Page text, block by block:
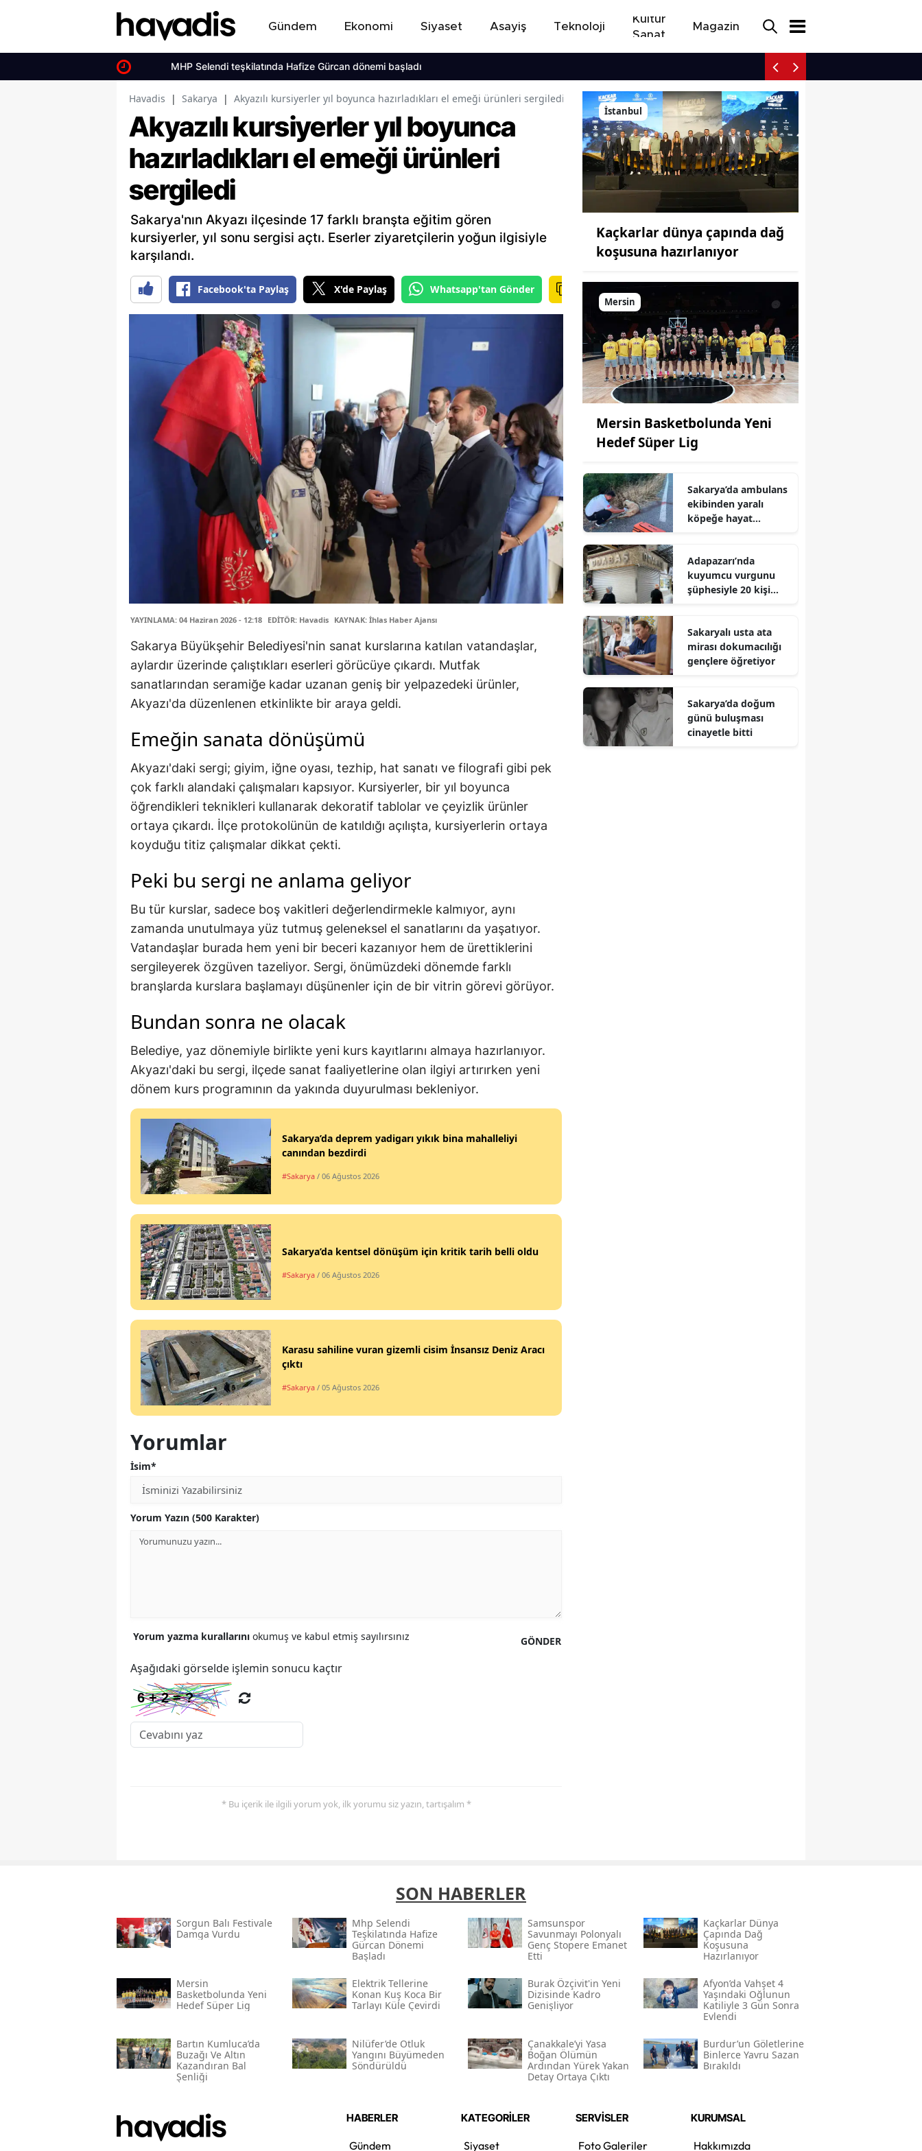
Gündem Ekonomi Siyaset Asayiş Teknoloji
Kültür
Sanat
Magazin
MHP Selendi teşkilatında Hafize Gürcan dönemi başladı
Havadis | Sakarya | Akyazılı kursiyerler yıl boyunca hazırladıkları el emeği ürünleri sergiledi
Akyazılı kursiyerler yıl boyunca
hazırladıkları el emeği ürünleri
sergiledi
Sakarya'nın Akyazı ilçesinde 17 farklı branşta eğitim gören
kursiyerler, yıl sonu sergisi açtı. Eserler ziyaretçilerin yoğun ilgisiyle
karşılandı.
Facebook'ta Paylaş X'de Paylaş Whatsapp'tan Gönder
YAYINLAMA: 04 Haziran 2026 - 12:18 EDİTÖR: Havadis KAYNAK: İhlas Haber Ajansı
Sakarya Büyükşehir Belediyesi'nin sanat kurslarına katılan vatandaşlar,
aylardır üzerinde çalıştıkları eserleri görücüye çıkardı. Mutfak
sanatlarından seramiğe kadar uzanan geniş bir yelpazedeki ürünler,
Akyazı'da düzenlenen etkinlikte bir araya geldi.
Emeğin sanata dönüşümü
Akyazı'daki sergi; giyim, iğne oyası, tezhip, hat sanatı ve filografi gibi pek
çok farklı alandaki çalışmaları kapsıyor. Kursiyerler, bir yıl boyunca
öğrendikleri teknikleri kullanarak dekoratif tablolar ve çeyizlik ürünler
ortaya çıkardı. İlçe protokolünün de katıldığı açılışta, kursiyerlerin ortaya
koyduğu titiz çalışmalar dikkat çekti.
Peki bu sergi ne anlama geliyor
Bu tür kurslar, sadece boş vakitleri değerlendirmekle kalmıyor, aynı
zamanda unutulmaya yüz tutmuş geleneksel el sanatlarını da yaşatıyor.
Vatandaşlar burada hem yeni bir beceri kazanıyor hem de ürettiklerini
sergileyerek özgüven tazeliyor. Sergi, önümüzdeki dönemde farklı
branşlarda kurslara başlamayı düşünenler için de bir vitrin görevi görüyor.
Bundan sonra ne olacak
Belediye, yaz dönemiyle birlikte yeni kurs kayıtlarını almaya hazırlanıyor.
Akyazı'daki bu sergi, ilçede sanat faaliyetlerine olan ilgiyi artırırken yeni
dönem kurs programının da yakında duyurulması bekleniyor.
Sakarya’da deprem yadigarı yıkık bina mahalleliyi
canından bezdirdi
#Sakarya / 06 Ağustos 2026
Sakarya’da kentsel dönüşüm için kritik tarih belli oldu
#Sakarya / 06 Ağustos 2026
Karasu sahiline vuran gizemli cisim İnsansız Deniz Aracı
çıktı
#Sakarya / 05 Ağustos 2026
Yorumlar
İsim*
Yorum Yazın (500 Karakter)
GÖNDER
Yorum yazma kurallarını okumuş ve kabul etmiş sayılırsınız
Aşağıdaki görselde işlemin sonucu kaçtır
* Bu içerik ile ilgili yorum yok, ilk yorumu siz yazın, tartışalım *
İstanbul
Kaçkarlar dünya çapında dağ
koşusuna hazırlanıyor
Mersin
Mersin Basketbolunda Yeni
Hedef Süper Lig
Sakarya’da ambulans
ekibinden yaralı
köpeğe hayat
Adapazarı’nda
kuyumcu vurgunu
şüphesiyle 20 kişi
Sakaryalı usta ata
mirası dokumacılığı
gençlere öğretiyor
Sakarya’da doğum
günü buluşması
cinayetle bitti
SON HABERLER
Sorgun Balı Festivale
Damga Vurdu
Mhp Selendi
Teşkilatında Hafize
Gürcan Dönemi
Başladı
Samsunspor
Savunmayı Polonyalı
Genç Stopere Emanet
Etti
Kaçkarlar Dünya
Çapında Dağ
Koşusuna
Hazırlanıyor
Mersin
Basketbolunda Yeni
Hedef Süper Lig
Elektrik Tellerine
Konan Kuş Koca Bir
Tarlayı Küle Çevirdi
Burak Özçivit'in Yeni
Dizisinde Kadro
Genişliyor
Afyon’da Vahşet 4
Yaşındaki Oğlunun
Katiliyle 3 Gün Sonra
Evlendi
Bartın Kumluca’da
Buzağı Ve Altın
Kazandıran Bal
Şenliği
Nilüfer’de Otluk
Yangını Büyümeden
Söndürüldü
Çanakkale’yi Yasa
Boğan Ölümün
Ardından Yürek Yakan
Detay Ortaya Çıktı
Burdur’un Göletlerine
Binlerce Yavru Sazan
Bırakıldı
HABERLER
Gündem
KATEGORİLER
Siyaset
SERVİSLER
Foto Galeriler
KURUMSAL
Hakkımızda